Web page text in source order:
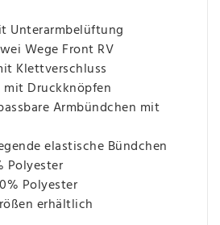
Unterarmbelüftung
Wege Front RV
Klettverschluss
mit Druckknöpfen
Armbündchen mit
elastische Bündchen
Polyester
Polyester
erhältlich